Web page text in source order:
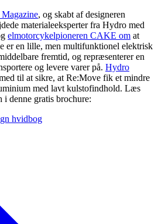
, og skabt af designeren
materialeeksperter fra Hydro med
elmotorcykelpioneren CAKE om at
er en lille, men multifunktionel elektrisk
fremtid, og repræsenterer en
og levere varer på. Hydro
til at sikre, at Re:Move fik et mindre
med lavt kulstofindhold. Læs
denne gratis brochure:
hvidbog